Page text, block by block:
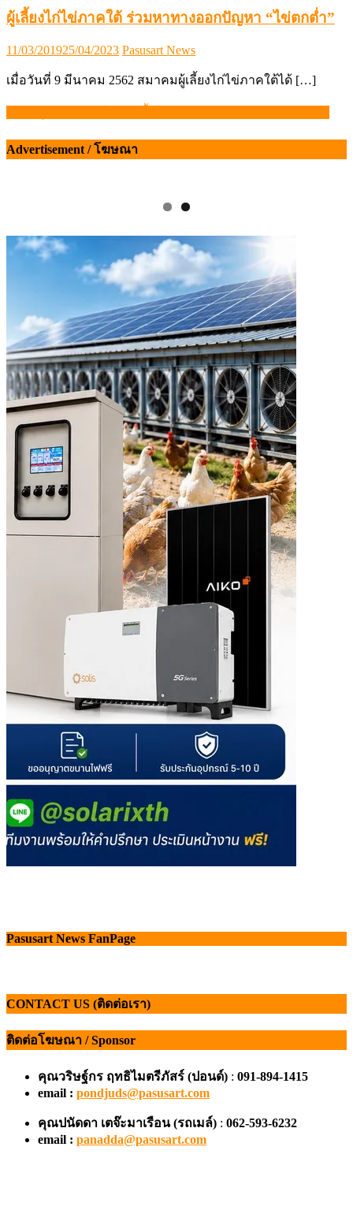
ผู้เลี้ยงไก่ไข่ภาคใต้ ร่วมหาทางออกปัญหา “ไข่ตกต่ำ”
Posted
11/03/201925/04/2023 Author
Pasusart News
เมื่อวันที่ 9 มีนาคม 2562 สมาคมผู้เลี้ยงไก่ไข่ภาคใต้ได้ […]
แนะแนว
เรื่อง
Advertisement / โฆษณา
Pasusart News FanPage
CONTACT US (ติดต่อเรา)
ติดต่อโฆษณา / Sponsor
คุณวริษฐ์กร ฤทธิไมตรีภัสร์ (ปอนด์) : 091-894-1415
email : pondjuds@pasusart.com
คุณปนัดดา เตจ๊ะมาเรือน (รถเมล์) : 062-593-6232
email : panadda@pasusart.com